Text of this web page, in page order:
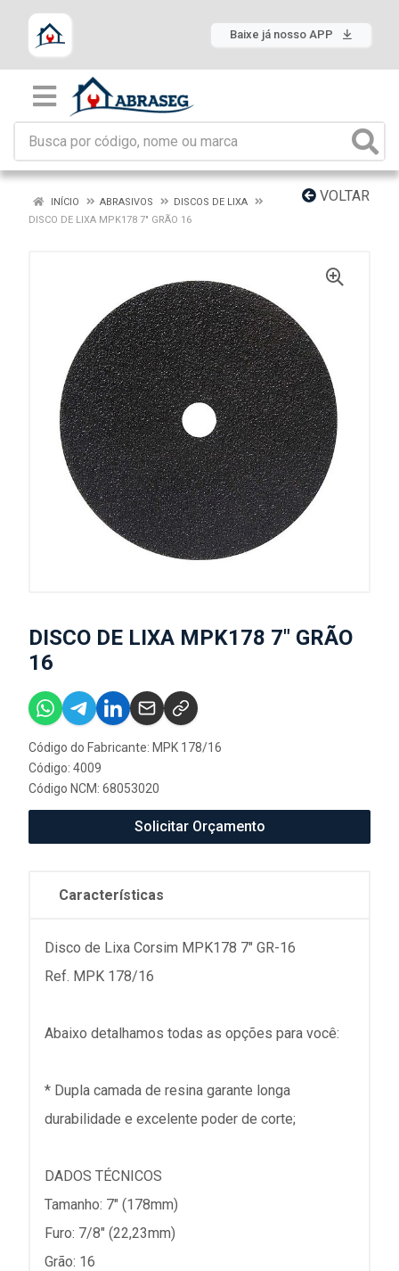
Baixe já nosso APP
VOLTAR
INÍCIO ABRASIVOS
DISCOS DE LIXA
DISCO DE LIXA MPK178 7" GRÃO 16
DISCO DE LIXA MPK178 7" GRÃO
16
Código do Fabricante: MPK 178/16
Código: 4009
Código NCM: 68053020
Solicitar Orçamento
Características
Disco de Lixa Corsim MPK178 7" GR-16
Ref. MPK 178/16
Abaixo detalhamos todas as opções para você:
* Dupla camada de resina garante longa
durabilidade e excelente poder de corte;
DADOS TÉCNICOS
Tamanho: 7" (178mm)
Furo: 7/8" (22,23mm)
Grão: 16